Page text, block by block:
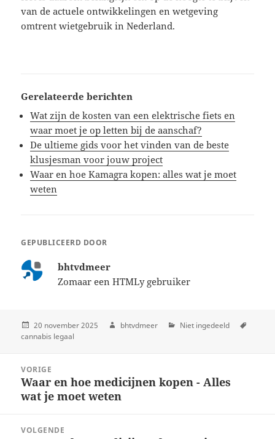
van de actuele ontwikkelingen en wetgeving
omtrent wietgebruik in Nederland.
Gerelateerde berichten
Wat zijn de kosten van een elektrische fiets en
waar moet je op letten bij de aanschaf?
De ultieme gids voor het vinden van de beste
klusjesman voor jouw project
Waar en hoe Kamagra kopen: alles wat je moet
weten
GEPUBLICEERD DOOR
bhtvdmeer
Zomaar een HTMLy gebruiker
20 november 2025 bhtvdmeer
Niet ingedeeld
cannabis legaal
navigation
VORIGE
Previous
post:
Waar en hoe medicijnen kopen - Alles
wat je moet weten
VOLGENDE